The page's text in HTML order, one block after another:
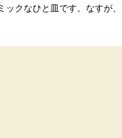
クなひと皿です。なすが